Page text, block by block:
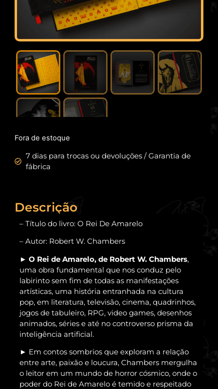
Fora de estoque
7 dias para trocas ou devoluções / Garantia de
fábrica
Descrição
– Título do livro: O Rei De Amarelo
– Autor: Robert W. Chambers
► O Rei de Amarelo, de Robert W. Chambers,
uma obra fundamental que nos conduz pelo
labirinto sem fim de todas as manifestações
artísticas, uma história entranhada na cultura
pop, em literatura, televisão, cinema, quadrinhos,
jogos de tabuleiro, RPG, video games, desenhos
animados, séries e até no controverso prisma da
inteligência artificial.
► Em contos sombrios que exploram a relação
entre arte, paixão e loucura, Chambers mergulha
o leitor em um mundo de horror cósmico, onde o
poder do Rei de Amarelo é temido e respeitado